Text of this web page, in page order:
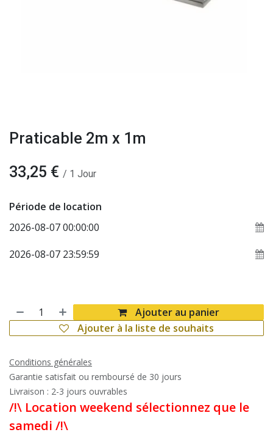
Praticable 2m x 1m
33,25 € / 1 Jour
Période de location
Ajouter au panier
Ajouter à la liste de souhaits
Conditions générales
Garantie satisfait ou remboursé de 30 jours
Livraison : 2-3 jours ouvrables
/!\ Location weekend sélectionnez que le
samedi /!\